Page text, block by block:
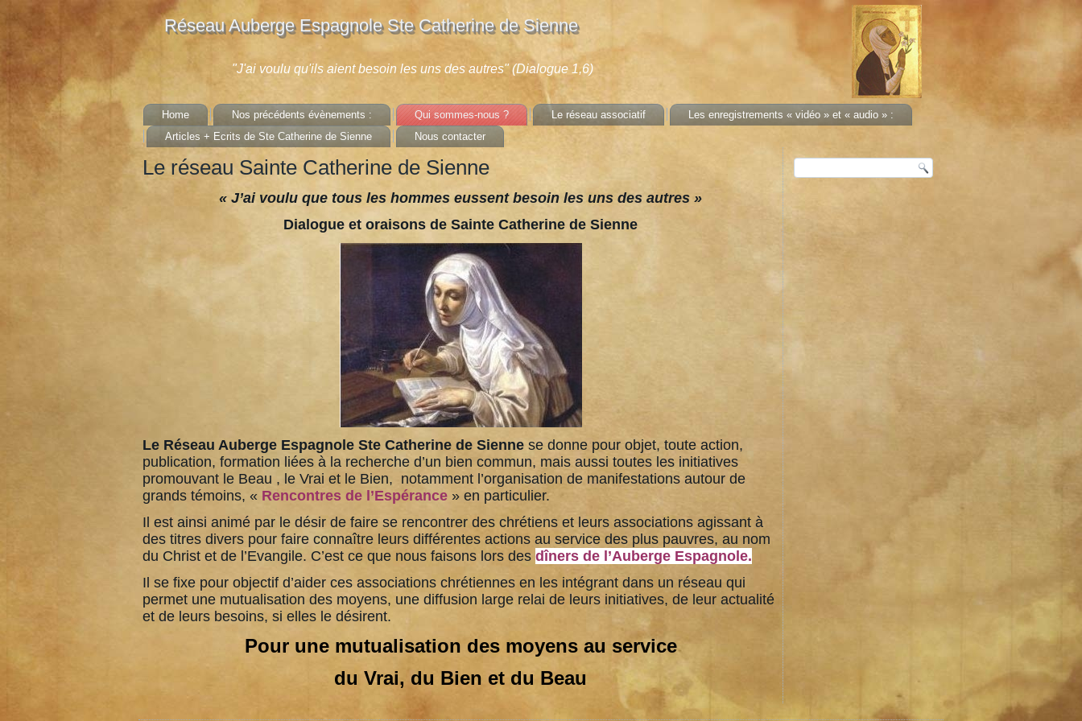
Réseau Auberge Espagnole Ste Catherine de Sienne
"J'ai voulu qu'ils aient besoin les uns des autres" (Dialogue 1,6)
Home Nos précédents évènements : Qui sommes-nous ? Le réseau associatif
Les enregistrements « vidéo » et « audio » :
Articles + Ecrits de Ste Catherine de Sienne
Nous contacter
Le réseau Sainte Catherine de Sienne
« J’ai voulu que tous les hommes eussent besoin les uns des autres »
Dialogue et oraisons de Sainte Catherine de Sienne
Le Réseau Auberge Espagnole Ste Catherine de Sienne se donne pour objet, toute action,
publication, formation liées à la recherche d’un bien commun, mais aussi toutes les initiatives
promouvant le Beau , le Vrai et le Bien, notamment l’organisation de manifestations autour de
grands témoins, « Rencontres de l’Espérance » en particulier.
Il est ainsi animé par le désir de faire se rencontrer des chrétiens et leurs associations agissant à
des titres divers pour faire connaître leurs différentes actions au service des plus pauvres, au nom
du Christ et de l’Evangile. C’est ce que nous faisons lors des dîners de l’Auberge Espagnole.
Il se fixe pour objectif d’aider ces associations chrétiennes en les intégrant dans un réseau qui
permet une mutualisation des moyens, une diffusion large relai de leurs initiatives, de leur actualité
et de leurs besoins, si elles le désirent.
Pour une mutualisation des moyens au service
du Vrai, du Bien et du Beau